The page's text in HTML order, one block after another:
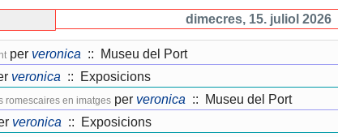
dimecres, 15. juliol 2026
per veronica :: Museu del Port
veronica :: Exposicions
romescaires en imatges per veronica :: Museu del Port
veronica :: Exposicions